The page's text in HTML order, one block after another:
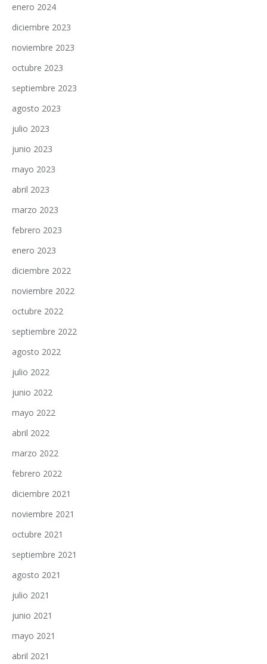
enero 2024
diciembre 2023
noviembre 2023
octubre 2023
septiembre 2023
agosto 2023
julio 2023
junio 2023
mayo 2023
abril 2023
marzo 2023
febrero 2023
enero 2023
diciembre 2022
noviembre 2022
octubre 2022
septiembre 2022
agosto 2022
julio 2022
junio 2022
mayo 2022
abril 2022
marzo 2022
febrero 2022
diciembre 2021
noviembre 2021
octubre 2021
septiembre 2021
agosto 2021
julio 2021
junio 2021
mayo 2021
abril 2021